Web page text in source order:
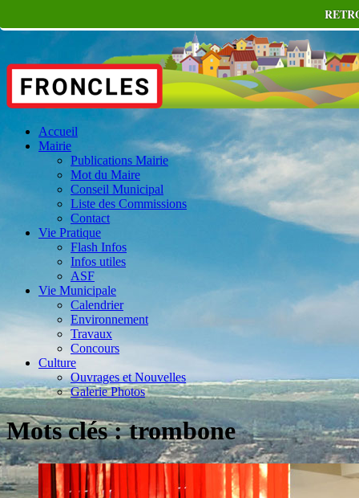
Accueil
Mairie
Publications Mairie
Mot du Maire
Conseil Municipal
Liste des Commissions
Contact
Vie Pratique
Flash Infos
Infos utiles
ASF
Vie Municipale
Calendrier
Environnement
Travaux
Concours
Culture
Ouvrages et Nouvelles
Galerie Photos
Mots clés : trombone